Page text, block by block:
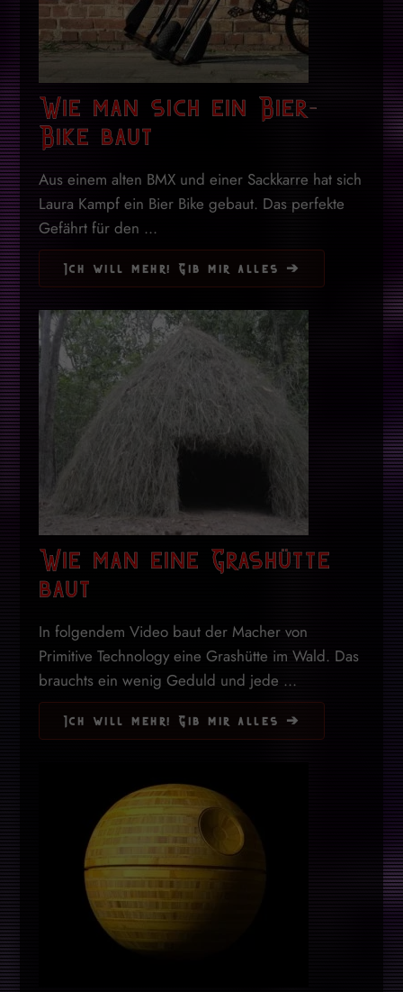
Wie man sich ein Bier-
Bike baut
Aus einem alten BMX und einer Sackkarre hat sich
Laura Kampf ein Bier Bike gebaut. Das perfekte
Gefährt für den ...
Ich will mehr! Gib mir alles ➔
Wie man eine Grashütte
baut
In folgendem Video baut der Macher von
Primitive Technology eine Grashütte im Wald. Das
brauchts ein wenig Geduld und jede ...
Ich will mehr! Gib mir alles ➔